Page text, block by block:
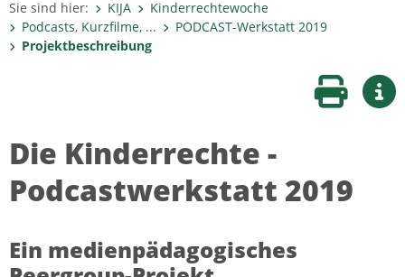
Sie sind hier: KIJA
Kinderrechtewoche
Podcasts, Kurzfilme, ...
PODCAST-Werkstatt 2019
Projektbeschreibung
Seite
Die Kinderrechte -
Podcastwerkstatt 2019
Ein medienpädagogisches